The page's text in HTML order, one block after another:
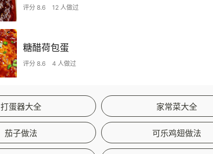
评分 8.6 12 人做过
糖醋荷包蛋
评分 8.6 4 人做过
打蛋器大全 家常菜大全
茄子做法 可乐鸡翅做法